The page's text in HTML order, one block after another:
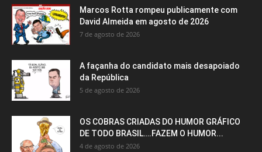
Marcos Rotta rompeu publicamente com
David Almeida em agosto de 2026
7 de agosto de 2026
A façanha do candidato mais desapoiado
da República
5 de agosto de 2026
OS COBRAS CRIADAS DO HUMOR GRÁFICO
DE TODO BRASIL….FAZEM O HUMOR...
4 de agosto de 2026